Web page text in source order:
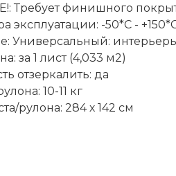
Требует финишного
эксплуатации: -50*С -
Универсальный:
за 1 лист (4,033 м2)
отзеркалить: да
10-11 кг
рулона: 284 х 142 см